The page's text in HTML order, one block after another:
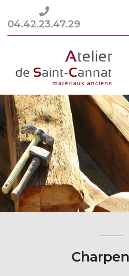
Panneau de gestion des cookies
04.42.23.47.29